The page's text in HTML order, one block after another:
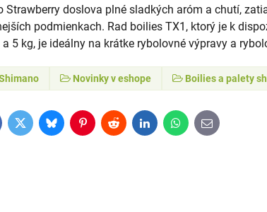
doslova plné sladkých aróm a chutí,
podmienkach. Rad boilies TX1, ktorý je k
5 kg, je ideálny na krátke rybolovné výpravy a
Novinky v eshope Boilies a palety
TwitterBlueskyPinterestRedditLinkedInWhatsApp
E-
mail